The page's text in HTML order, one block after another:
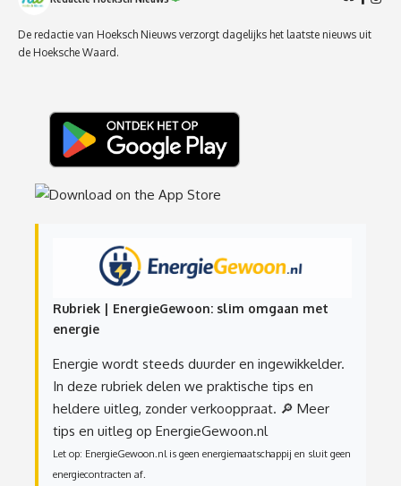
De redactie van Hoeksch Nieuws verzorgt dagelijks het laatste nieuws uit
de Hoeksche Waard.
Rubriek | EnergieGewoon: slim omgaan met
energie
Energie wordt steeds duurder en ingewikkelder.
In deze rubriek delen we praktische tips en
heldere uitleg, zonder verkooppraat. 🔎 Meer
tips en uitleg op EnergieGewoon.nl
Let op: EnergieGewoon.nl is geen energiemaatschappij en sluit geen
energiecontracten af.